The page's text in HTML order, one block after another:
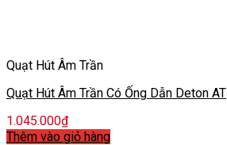
Quạt Hút Âm Trần
Quạt Hút Âm Trần Có Ống Dẫn Deton AT
1.045.000₫
Thêm vào giỏ hàng